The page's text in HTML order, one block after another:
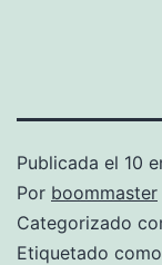
Publicada el 10
Por boommaster
Categorizado
Etiquetado como